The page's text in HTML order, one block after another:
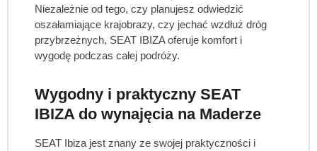
Niezależnie od tego, czy planujesz odwiedzić
oszałamiające krajobrazy, czy jechać wzdłuż dróg
przybrzeżnych, SEAT IBIZA oferuje komfort i
wygodę podczas całej podróży.
Wygodny i praktyczny SEAT
IBIZA do wynajęcia na Maderze
SEAT Ibiza jest znany ze swojej praktyczności i